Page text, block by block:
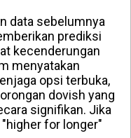
data sebelumnya
prediksi
kecenderungan
menyatakan
opsi terbuka,
dovish yang
signifikan. Jika
for longer"